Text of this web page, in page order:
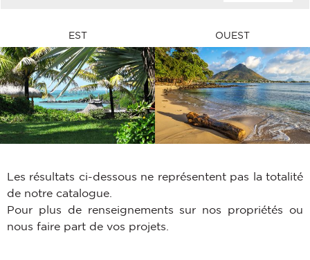
EST OUEST
Les résultats ci-dessous ne représentent pas la totalité
de notre catalogue.
Pour plus de renseignements sur nos propriétés ou
nous faire part de vos projets.